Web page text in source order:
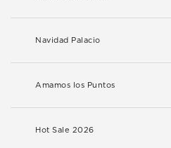
Navidad Palacio
Amamos los Puntos
Hot Sale 2026